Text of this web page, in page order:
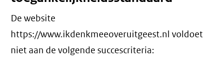
De website
https://www.ikdenkmeeoveruitgeest.nl voldoet
niet aan de volgende succescriteria: